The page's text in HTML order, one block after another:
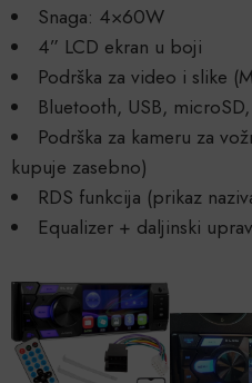
Snaga: 4×60W
4” LCD ekran u boji
Podrška za video i slike
Bluetooth, USB,
Podrška za kameru za
kupuje zasebno)
RDS funkcija (prikaz
Equalizer + daljinski